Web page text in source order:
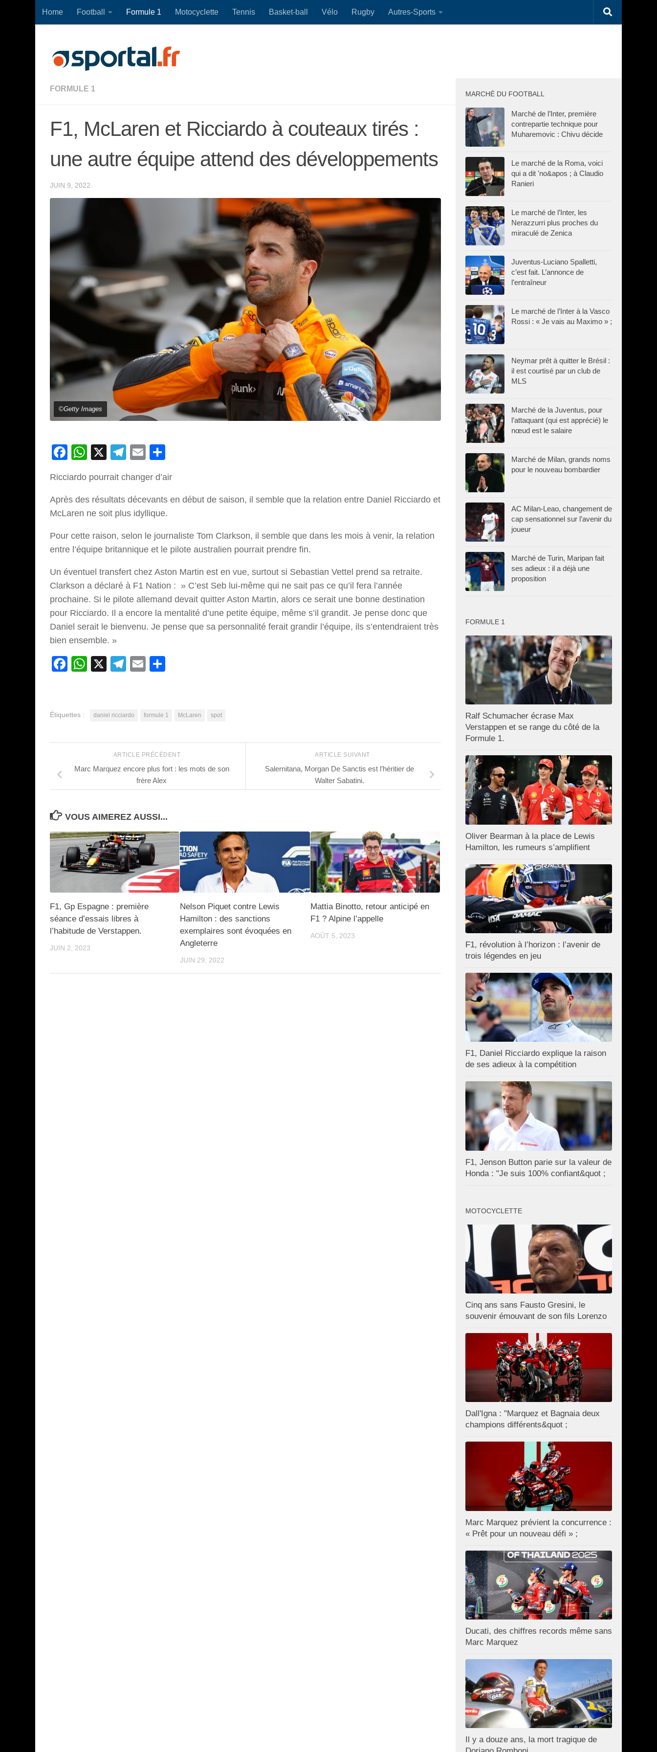
Skip to content
Home Football Formule 1 Motocyclette Tennis Basket-ball Vélo Rugby Autres-Sports
FORMULE 1
F1, McLaren et Ricciardo à couteaux tirés :
une autre équipe attend des développements
JUIN 9, 2022
©Getty Images
Facebook
WhatsApp
X Telegram
Email
Ricciardo pourrait changer d’air
Après des résultats décevants en début de saison, il semble que la relation entre Daniel Ricciardo et
McLaren ne soit plus idyllique.
Pour cette raison, selon le journaliste Tom Clarkson, il semble que dans les mois à venir, la relation
entre l’équipe britannique et le pilote australien pourrait prendre fin.
Un éventuel transfert chez Aston Martin est en vue, surtout si Sebastian Vettel prend sa retraite.
Clarkson a déclaré à F1 Nation : » C’est Seb lui-même qui ne sait pas ce qu’il fera l’année
prochaine. Si le pilote allemand devait quitter Aston Martin, alors ce serait une bonne destination
pour Ricciardo. Il a encore la mentalité d’une petite équipe, même s’il grandit. Je pense donc que
Daniel serait le bienvenu. Je pense que sa personnalité ferait grandir l’équipe, ils s’entendraient très
bien ensemble. »
Facebook
WhatsApp
X Telegram
Email
Étiquettes : daniel ricciardo formule 1 McLaren spot
ARTICLE SUIVANT
Salernitana, Morgan De Sanctis est l’héritier de
Walter Sabatini.
ARTICLE PRÉCÉDENT
Marc Marquez encore plus fort : les mots de son
frère Alex
VOUS AIMEREZ AUSSI...
F1, Gp Espagne : première
séance d’essais libres à
l’habitude de Verstappen.
JUIN 2, 2023
Nelson Piquet contre Lewis
Hamilton : des sanctions
exemplaires sont évoquées en
Angleterre
JUIN 29, 2022
Mattia Binotto, retour anticipé en
F1 ? Alpine l’appelle
AOÛT 5, 2023
MARCHÉ DU FOOTBALL
Marché de l’Inter, première
contrepartie technique pour
Muharemovic : Chivu décide
Le marché de la Roma, voici
qui a dit 'no&apos ; à Claudio
Ranieri
Le marché de l’Inter, les
Nerazzurri plus proches du
miraculé de Zenica
Juventus-Luciano Spalletti,
c’est fait. L’annonce de
l’entraîneur
Le marché de l’Inter à la Vasco
Rossi : « Je vais au Maximo » ;
Neymar prêt à quitter le Brésil :
il est courtisé par un club de
MLS
Marché de la Juventus, pour
l’attaquant (qui est apprécié) le
nœud est le salaire
Marché de Milan, grands noms
pour le nouveau bombardier
AC Milan-Leao, changement de
cap sensationnel sur l’avenir du
joueur
Marché de Turin, Maripan fait
ses adieux : il a déjà une
proposition
FORMULE 1
Ralf Schumacher écrase Max
Verstappen et se range du côté de la
Formule 1.
Oliver Bearman à la place de Lewis
Hamilton, les rumeurs s’amplifient
F1, révolution à l’horizon : l’avenir de
trois légendes en jeu
F1, Daniel Ricciardo explique la raison
de ses adieux à la compétition
F1, Jenson Button parie sur la valeur de
Honda : "Je suis 100% confiant&quot ;
MOTOCYCLETTE
Cinq ans sans Fausto Gresini, le
souvenir émouvant de son fils Lorenzo
Dall'Igna : "Marquez et Bagnaia deux
champions différents&quot ;
Marc Marquez prévient la concurrence :
« Prêt pour un nouveau défi » ;
Ducati, des chiffres records même sans
Marc Marquez
Il y a douze ans, la mort tragique de